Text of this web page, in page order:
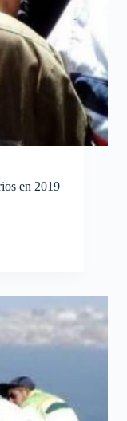
en 2019